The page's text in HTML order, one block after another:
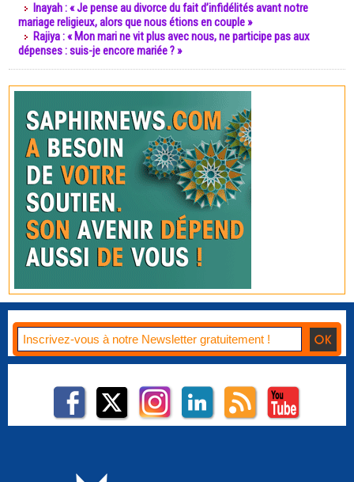
Inayah : « Je pense au divorce du fait d’infidélités avant notre
mariage religieux, alors que nous étions en couple »
Rajiya : « Mon mari ne vit plus avec nous, ne participe pas aux
dépenses : suis-je encore mariée ? »